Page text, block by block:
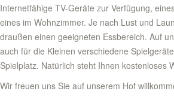
Internetfähige TV-Geräte zur Verfügung,
eines im Wohnzimmer. Je nach Lust und
draußen einen geeigneten Essbereich. Auf
auch für die Kleinen verschiedene
Spielplatz. Natürlich steht Ihnen kostenloses
Wir freuen uns Sie auf unserem Hof